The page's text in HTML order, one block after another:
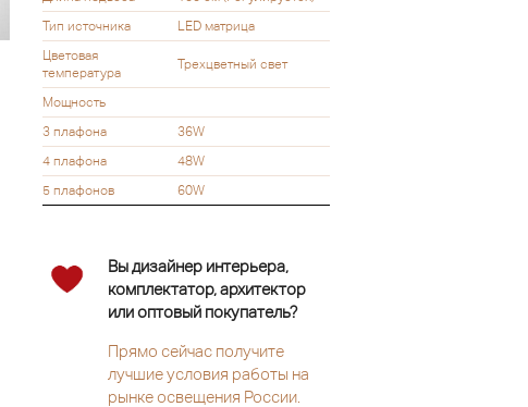
Тип источника
LED матрица
Цветовая
температура
Трехцветный свет
Мощность
3 плафона
36W
4 плафона
48W
5 плафонов
60W
Вы дизайнер интерьера,
комплектатор, архитектор
или оптовый покупатель?
Прямо сейчас получите
лучшие условия работы на
рынке освещения России.